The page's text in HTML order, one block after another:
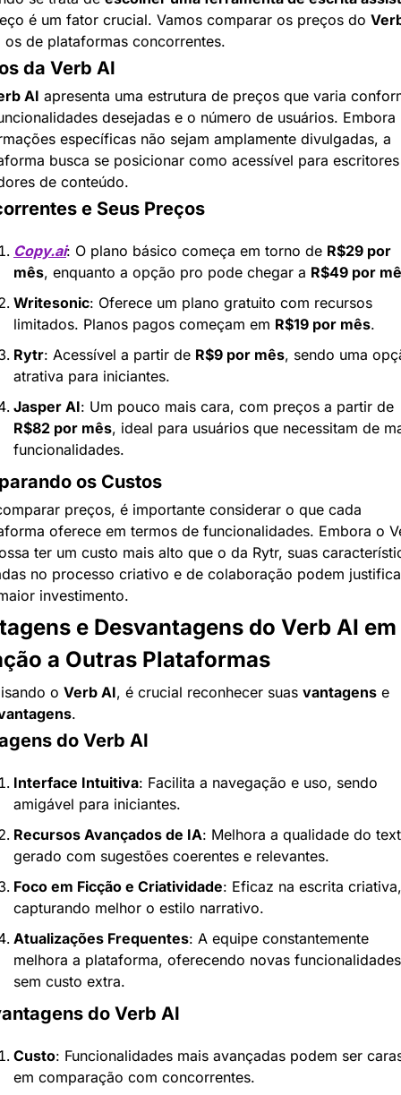
é um fator crucial. Vamos comparar os preços do
os de plataformas concorrentes.
da Verb AI
AI apresenta uma estrutura de preços que varia
desejadas e o número de usuários. Embora
específicas não sejam amplamente divulgadas, a
busca se posicionar como acessível para
de conteúdo.
e Seus Preços
Copy.ai: O plano básico começa em torno de R$29 por
mês, enquanto a opção pro pode chegar a R$49 por
Writesonic: Oferece um plano gratuito com recursos
limitados. Planos pagos começam em R$19 por mês.
Rytr: Acessível a partir de R$9 por mês, sendo uma
atrativa para iniciantes.
Jasper AI
R$82 por mês, ideal para usuários que necessitam de
funcionalidades.
os Custos
preços, é importante considerar o que cada
oferece em termos de funcionalidades. Embora o
ter um custo mais alto que o da Rytr, suas
no processo criativo e de colaboração podem
investimento.
e Desvantagens do Verb AI em
a Outras Plataformas
o Verb AI, é crucial reconhecer suas vantagens
.
do Verb AI
Interface Intuitiva: Facilita a navegação e uso, sendo
amigável para iniciantes.
Recursos Avançados de IA: Melhora a qualidade do
gerado com sugestões coerentes e relevantes.
Foco em Ficção e Criatividade: Eficaz na escrita criativa,
capturando melhor o estilo narrativo.
Atualizações Frequentes: A equipe constantemente
melhora a plataforma, oferecendo novas funcionalidades
sem custo extra.
do Verb AI
Custo: Funcionalidades mais avançadas podem ser
em comparação com concorrentes.